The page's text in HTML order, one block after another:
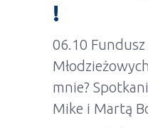
!
06.10
mnie?
Mike i Martą